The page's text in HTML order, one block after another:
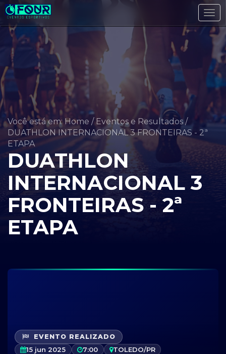
Você está em: Home / Eventos e Resultados /
DUATHLON INTERNACIONAL 3 FRONTEIRAS - 2ª
ETAPA
DUATHLON
INTERNACIONAL 3
FRONTEIRAS - 2ª
ETAPA
EVENTO REALIZADO
15 jun 2025 7:00 TOLEDO/PR